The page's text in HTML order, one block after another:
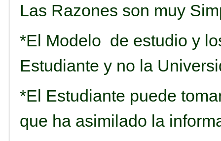
Las Razones son muy
*El Modelo de estudio y
Estudiante y no la
*El Estudiante puede
que ha asimilado la